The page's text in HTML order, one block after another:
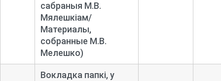
сабраныя М.В.
Мялешкіам/
Материалы,
собранные М.В.
Мелешко)
Вокладка папкі, у